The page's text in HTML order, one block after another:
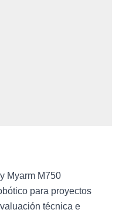
Myarm M750
para proyectos
técnica e